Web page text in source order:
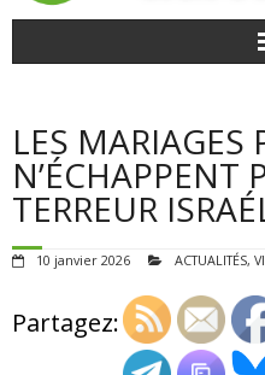
POUR AGIR
AGENDA
VIDÉOS
QUI SOMMES-NOUS ?
LES MARIAGES
N’ÉCHAPPENT
TERREUR
10 janvier 2026 ACTUALITÉS,
Partagez: